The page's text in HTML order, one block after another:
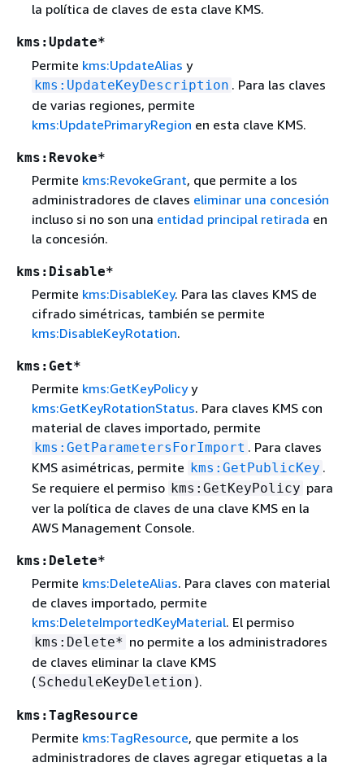
la política de claves de esta clave KMS.
kms:Update*
Permite kms:UpdateAlias y
kms:UpdateKeyDescription . Para las claves
de varias regiones, permite
kms:UpdatePrimaryRegion en esta clave KMS.
kms:Revoke*
Permite kms:RevokeGrant, que permite a los
administradores de claves eliminar una concesión
incluso si no son una entidad principal retirada en
la concesión.
kms:Disable*
Permite kms:DisableKey. Para las claves KMS de
cifrado simétricas, también se permite
kms:DisableKeyRotation.
kms:Get*
Permite kms:GetKeyPolicyy
kms:GetKeyRotationStatus. Para claves KMS con
material de claves importado, permite
kms:GetParametersForImport . Para claves
KMS asimétricas, permite kms:GetPublicKey .
Se requiere el permiso kms:GetKeyPolicy para
ver la política de claves de una clave KMS en la
AWS Management Console.
kms:Delete*
Permite kms:DeleteAlias. Para claves con material
de claves importado, permite
kms:DeleteImportedKeyMaterial. El permiso
kms:Delete* no permite a los administradores
de claves eliminar la clave KMS
( ScheduleKeyDeletion ).
kms:TagResource
Permite kms:TagResource, que permite a los
administradores de claves agregar etiquetas a la